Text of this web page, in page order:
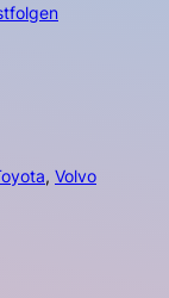
, Volvo